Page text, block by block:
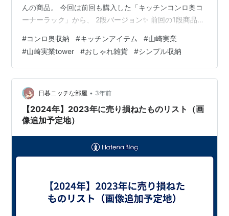
んの商品。 今回は前回も購入した「キッチンコンロ奥コ
ーナーラック」から、 2段バージョン✨ 前回の1段商品が
ために、2段式を購入しました。 ○前回購入した1段バー
ジョンはこちら👇 jiyu-life.hatenablog.com ○箱の中身は
こちら👇 ※写真が若干斜めですみません🙇 組み立て式に
なっていました。 ネジで固定しますが、専用の六角レン
チが付属しています。 5分もかからず、簡単にで…
#コンロ奥収納 #キッチンアイテム #山崎実業
#山崎実業tower #おしゃれ雑貨 #シンプル収納
日暮ニッチな部屋 • 3年前
【2024年】2023年に売り損ねたものリスト（画
像追加予定地）